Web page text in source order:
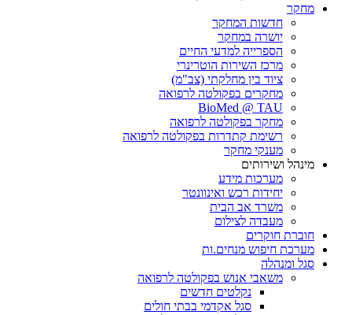
מחקר
חדשות המחקר
יושרה במחקר
הספרייה למדעי החיים
מרכז השירות הוטרינרי
ציוד בין מחלקתי (צב"מ)
מחקרים בפקולטה לרפואה
BioMed @ TAU
מחקר בפקולטה לרפואה
רשימת קתדרות בפקולטה לרפואה
מענקי מחקר
מינהל ושירותים
מערכות מידע
יחידות רכש ואינוונטר
משרד אב הבית
מעבדה לצילום
חוברת חוקרים
מערכת חיפוש מנחים.ות
סגל ומנהלה
משאבי אנוש בפקולטה לרפואה
נקלטים חדשים
סגל אקדמי בבתי חולים